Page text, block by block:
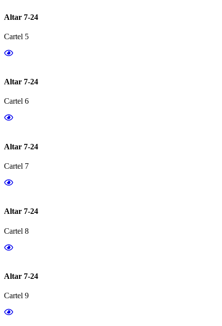
Altar 7-24
Cartel 5
Altar 7-24
Cartel 6
Altar 7-24
Cartel 7
Altar 7-24
Cartel 8
Altar 7-24
Cartel 9